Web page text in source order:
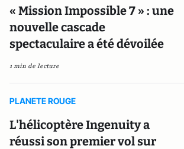
« Mission Impossible 7 » : une
nouvelle cascade
spectaculaire a été dévoilée
1 min de lecture
PLANETE ROUGE
L'hélicoptère Ingenuity a
réussi son premier vol sur